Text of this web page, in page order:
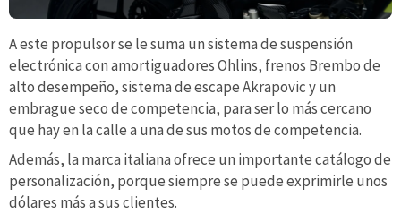
A este propulsor se le suma un sistema de suspensión
electrónica con amortiguadores Ohlins, frenos Brembo de
alto desempeño, sistema de escape Akrapovic y un
embrague seco de competencia, para ser lo más cercano
que hay en la calle a una de sus motos de competencia.
Además, la marca italiana ofrece un importante catálogo de
personalización, porque siempre se puede exprimirle unos
dólares más a sus clientes.